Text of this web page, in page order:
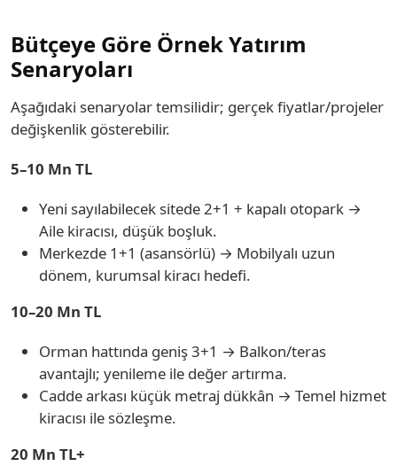
Bütçeye Göre Örnek Yatırım
Senaryoları
Aşağıdaki senaryolar temsilidir; gerçek fiyatlar/projeler
değişkenlik gösterebilir.
5–10 Mn TL
Yeni sayılabilecek sitede 2+1 + kapalı otopark →
Aile kiracısı, düşük boşluk.
Merkezde 1+1 (asansörlü) → Mobilyalı uzun
dönem, kurumsal kiracı hedefi.
10–20 Mn TL
Orman hattında geniş 3+1 → Balkon/teras
avantajlı; yenileme ile değer artırma.
Cadde arkası küçük metraj dükkân → Temel hizmet
kiracısı ile sözleşme.
20 Mn TL+